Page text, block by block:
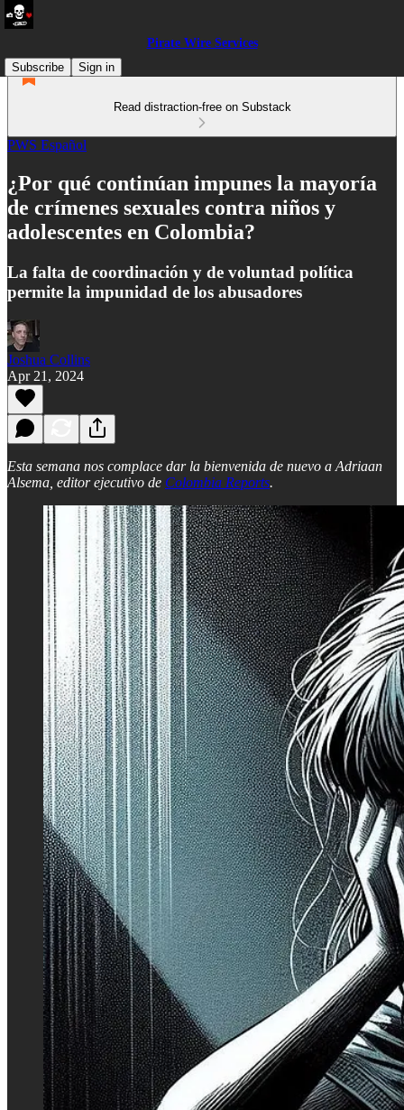
Pirate Wire Services
Subscribe
Sign in
Read distraction-free on Substack
PWS Español
¿Por qué continúan impunes la mayoría
de crímenes sexuales contra niños y
adolescentes en Colombia?
La falta de coordinación y de voluntad política
permite la impunidad de los abusadores
Joshua Collins
Apr 21, 2024
Esta semana nos complace dar la bienvenida de nuevo a Adriaan
Alsema, editor ejecutivo de Colombia Reports.